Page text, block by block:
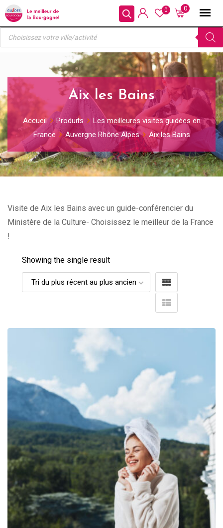
Skip
to
content
0
0
Recherche
produits
Aix les Bains
Accueil Produits
Les meilleures visites guidées en
France
Auvergne Rhône Alpes Aix les Bains
Visite de Aix les Bains avec un guide-conférencier du
Ministère de la Culture- Choisissez le meilleur de la France
!
Showing the single result